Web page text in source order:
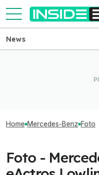
News
Home Mercedes-Benz Foto
Foto -